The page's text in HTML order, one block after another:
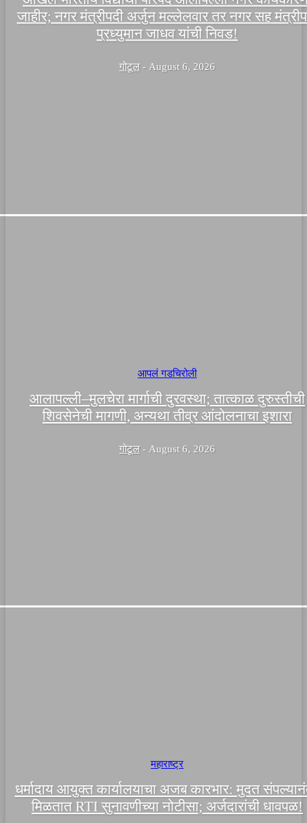
जाहीर; नगर मंत्रीपदी अर्जुन मल्लेलवार तर नगर सह
प्रध्युमान जाधव यांची निवड!
गोटूल - August 6, 2026
आपलं गडचिरोली
आलापल्ली–मुलचेरा मार्गाची दुरवस्था; तात्काळ दुरुस्तीची
शिवसेनेची मागणी, अन्यथा तीव्र आंदोलनाचा इशारा
गोटूल - August 6, 2026
महाराष्ट्र
धर्मादाय आयुक्त कार्यालयाचा अजब कारभार: मुदत
मिळतात RTI सुनावणीच्या नोटीसा; अर्जदारांची धावपळ!